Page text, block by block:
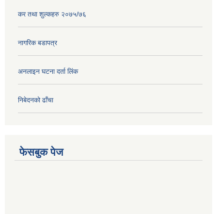
कर तथा शुल्कहरु २०७५/७६
नागरिक बडापत्र
अनलाइन घटना दर्ता लिंक
निबेदनको ढाँचा
फेसबुक पेज